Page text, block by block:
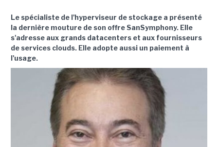
Le spécialiste de l'hyperviseur de stockage a présenté
la dernière mouture de son offre SanSymphony. Elle
s'adresse aux grands datacenters et aux fournisseurs
de services clouds. Elle adopte aussi un paiement à
l'usage.